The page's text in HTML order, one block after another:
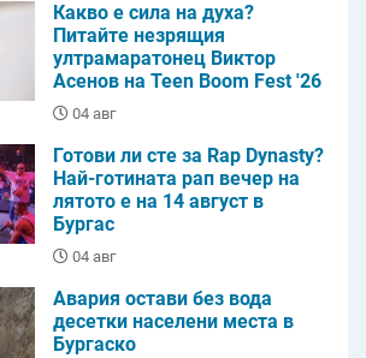
Какво е сила на духа?
Питайте незрящия
ултрамаратонец Виктор
Асенов на Teen Boom Fest '26
04 авг
Готови ли сте за Rap Dynasty?
Най-готината рап вечер на
лятото е на 14 август в
Бургас
04 авг
Авария остави без вода
десетки населени места в
Бургаско